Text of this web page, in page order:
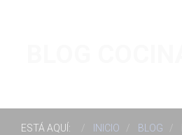
ESTÁ AQUÍ: INICIO BLOG